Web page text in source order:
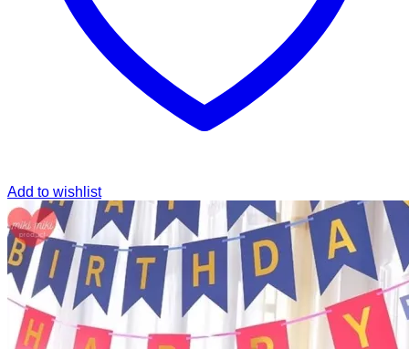
Add to wishlist